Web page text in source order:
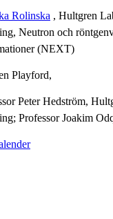
Rolinska , Hultgren
Neutron och
(NEXT)
Playford,
Peter Hedström,
Professor Joakim